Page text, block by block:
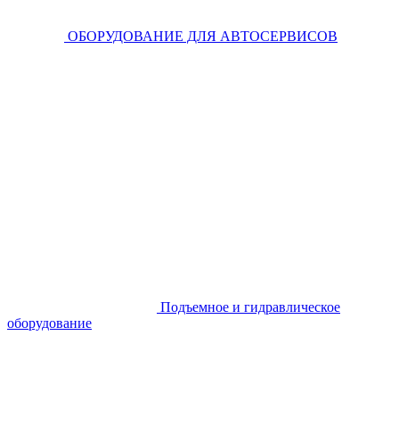
ОБОРУДОВАНИЕ ДЛЯ АВТОСЕРВИСОВ
Подъемное и гидравлическое
оборудование